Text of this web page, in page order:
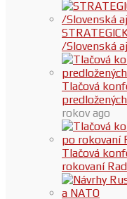
/Slovenská
Tlačová
rokov ago
Tlačová
rokovaní